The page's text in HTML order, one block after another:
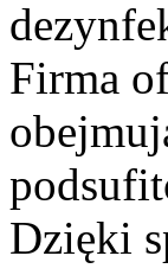
Firma
Dzięki